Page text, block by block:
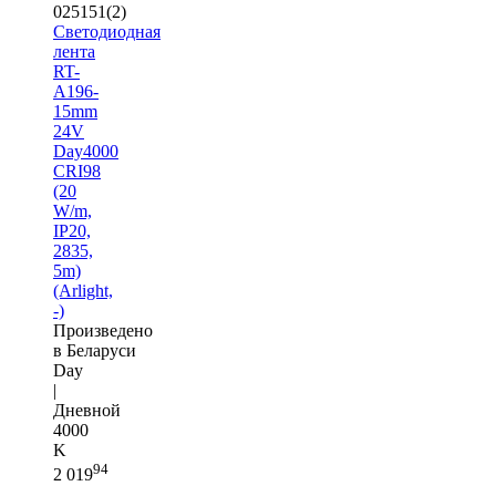
025151(2)
Светодиодная
лента
RT-
A196-
15mm
24V
Day4000
CRI98
(20
W/m,
IP20,
2835,
5m)
(Arlight,
-)
Произведено
в Беларуси
Day
|
Дневной
4000
K
2 01994